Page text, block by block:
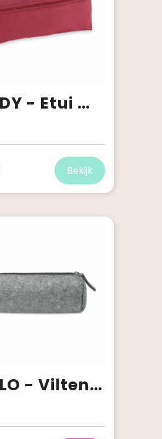
STUDY - Etui met rits
Bekijk
PENLO - Vilten etui